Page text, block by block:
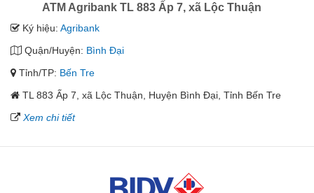
ATM Agribank TL 883 Ấp 7, xã Lộc Thuận
Ký hiệu: Agribank
Quận/Huyện: Bình Đại
Tỉnh/TP: Bến Tre
TL 883 Ấp 7, xã Lộc Thuận, Huyện Bình Đại, Tỉnh Bến Tre
Xem chi tiết